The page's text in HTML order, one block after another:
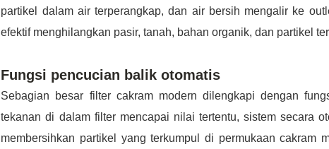
partikel dalam air terperangkap, dan air bersih mengalir ke
efektif menghilangkan pasir, tanah, bahan organik, dan partikel
Fungsi pencucian balik otomatis
Sebagian besar filter cakram modern dilengkapi dengan
tekanan di dalam filter mencapai nilai tertentu, sistem secara
membersihkan partikel yang terkumpul di permukaan cakram